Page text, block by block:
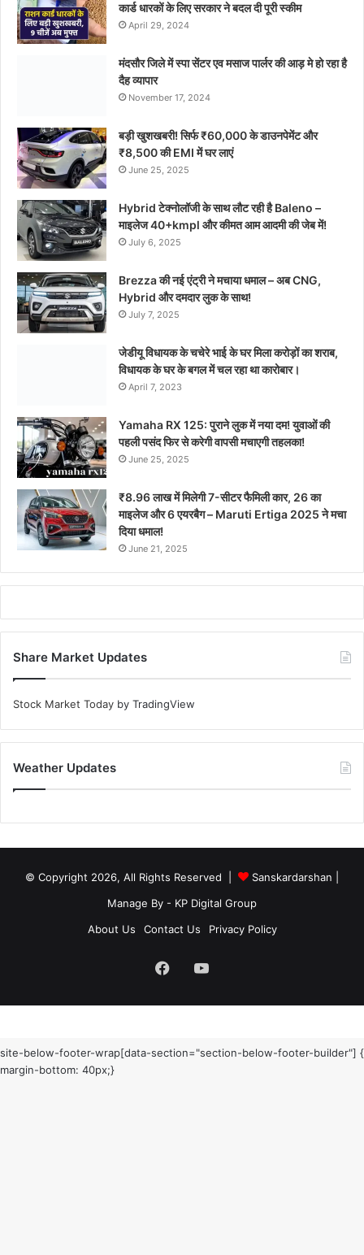
कार्ड धारकों के लिए सरकार ने बदल दी पूरी स्कीम
April 29, 2024
मंदसौर जिले में स्पा सेंटर एव मसाज पार्लर की आड़ मे हो रहा है
दैह व्यापार
November 17, 2024
बड़ी खुशखबरी! सिर्फ ₹60,000 के डाउनपेमेंट और
₹8,500 की EMI में घर लाएं
June 25, 2025
Hybrid टेक्नोलॉजी के साथ लौट रही है Baleno –
माइलेज 40+kmpl और कीमत आम आदमी की जेब में!
July 6, 2025
Brezza की नई एंट्री ने मचाया धमाल – अब CNG,
Hybrid और दमदार लुक के साथ!
July 7, 2025
जेडीयू विधायक के चचेरे भाई के घर मिला करोड़ों का शराब,
विधायक के घर के बगल में चल रहा था कारोबार।
April 7, 2023
Yamaha RX 125: पुराने लुक में नया दम! युवाओं की
पहली पसंद फिर से करेगी वापसी मचाएगी तहलका!
June 25, 2025
₹8.96 लाख में मिलेगी 7-सीटर फैमिली कार, 26 का
माइलेज और 6 एयरबैग – Maruti Ertiga 2025 ने मचा
दिया धमाल!
June 21, 2025
Share Market Updates
Stock Market Today by TradingView
Weather Updates
© Copyright 2026, All Rights Reserved | Sanskardarshan
Manage By - KP Digital Group
About Us
Contact Us Privacy Policy
FacebookYouTube
site-below-footer-wrap[data-section="section-below-footer-builder"] {
margin-bottom: 40px;}